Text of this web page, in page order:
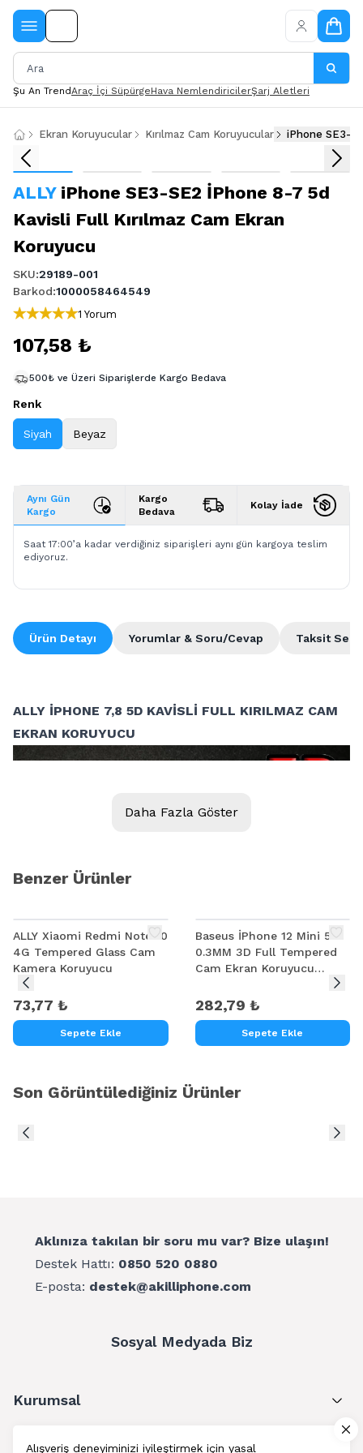
Alışveriş deneyiminizi iyileştirmek için yasal
Şu An TrendAraç İçi SüpürgeHava NemlendiricilerŞarj Aletleri
Ekran Koruyucular Kırılmaz Cam Koruyucular iPhone SE3-
ALLY iPhone SE3-SE2 İPhone 8-7 5d
Kavisli Full Kırılmaz Cam Ekran
Koruyucu
SKU:29189-001
Barkod:1000058464549
1 Yorum
107,58 ₺
500₺ ve Üzeri Siparişlerde Kargo Bedava
Renk
Siyah Beyaz
Aynı Gün
Kargo
Kargo
Bedava
Kolay İade
Saat 17:00’a kadar verdiğiniz siparişleri aynı gün kargoya teslim
ediyoruz.
Ürün Detayı Taksit
Yorumlar & Soru/Cevap
ALLY İPHONE 7,8 5D KAVİSLİ FULL KIRILMAZ CAM
EKRAN KORUYUCU
Daha Fazla Göster
Benzer Ürünler
ALLY Xiaomi Redmi Note 10
4G Tempered Glass Cam
Kamera Koruyucu
73,77 ₺
Sepete Ekle
Baseus İPhone 12 Mini 5.4
0.3MM 3D Full Tempered
Cam Ekran Koruyucu
282,79 ₺
Sepete Ekle
Son Görüntülediğiniz Ürünler
Aklınıza takılan bir soru mu var? Bize ulaşın!
Destek Hattı: 0850 520 0880
E-posta: destek@akilliphone.com
Sosyal Medyada Biz
Kurumsal
Müşteri Hizmetleri